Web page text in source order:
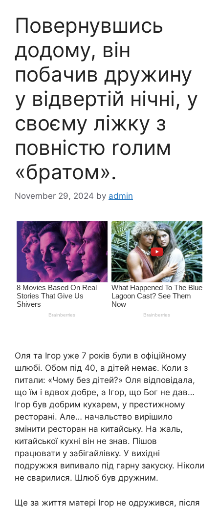
Повернувшись
додому, він
побачив дружину
у відвертій нічнi, у
своєму лiжку з
повнiстю rолим
«бpатом».
November 29, 2024 by admin
Оля та Ігор уже 7 років були в офіційному
шлюбі. Обом під 40, а дітей немає. Коли з
питали: «Чому без дітей?» Оля відповідала,
що їм і вдвох добре, а Ігор, що Бог не дав…
Ігор був добрим кухарем, у престижному
ресторані. Але… начальство вирішило
змінити ресторан на китайську. На жаль,
китайської кухні він не знав. Пішов
працювати у забігайлівку. У вихідні
подружжя випивало під гарну закуску. Ніколи
не сварилися. Шлюб був дружним.
Ще за життя матері Ігор не одружився, після